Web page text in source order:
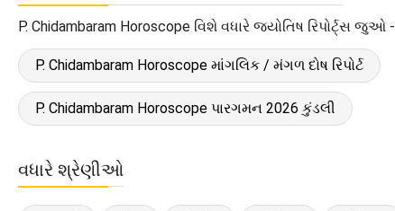
P. Chidambaram Horoscope વિશે વધારે જ્યોતિષ રિપોર્ટ્સ જુઓ -
P. Chidambaram Horoscope માંગલિક / મંગળ દોષ રિપોર્ટ
P. Chidambaram Horoscope પારગમન 2026 કુંડલી
વધારે શ્રેણીઓ